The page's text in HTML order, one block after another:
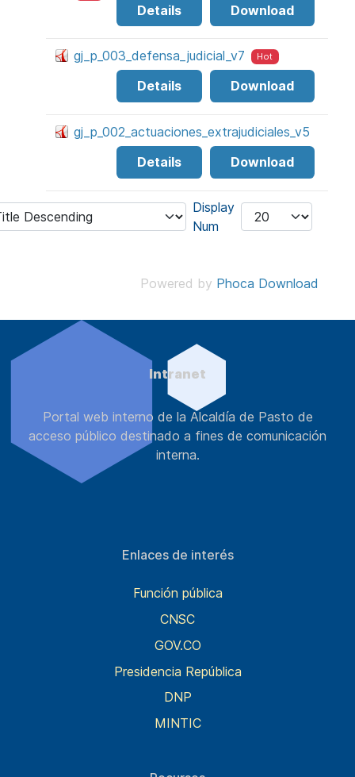
Download
Details
gj_p_003_defensa_judicial_v7 Hot
Download
Details
gj_p_002_actuaciones_extrajudiciales_v5
Download
Details
Display
Num
Powered by Phoca Download
Intranet
Portal web interno de la Alcaldía de Pasto de
acceso público destinado a fines de comunicación
interna.
Enlaces de interés
Función pública
CNSC
GOV.CO
Presidencia República
DNP
MINTIC